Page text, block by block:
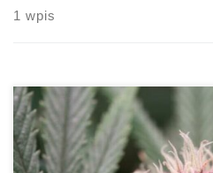
1 wpis
Kiedy pąki są gotowe do zbioru,